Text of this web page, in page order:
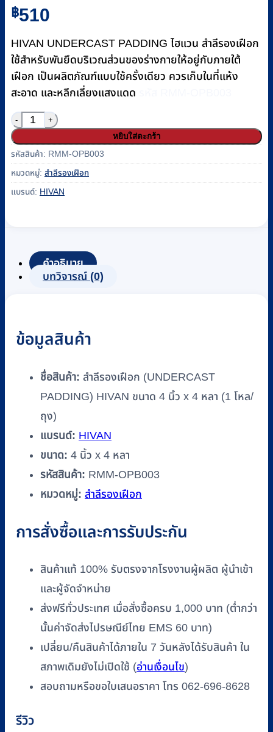
฿510
HIVAN UNDERCAST PADDING ไฮแวน สำลีรองเฝือก
ใช้สำหรับพันยึดบริเวณส่วนของร่างกายให้อยู่กับภายใต้
เฝือก เป็นผลิตภัณฑ์แบบใช้ครั้งเดียว ควรเก็บในที่แห้ง
สะอาด และหลีกเลี่ยงแสงแดด
จำนวน สำลีรองเฝือก (UNDERCAST PADDING)
หยิบใส่ตะกร้า
รหัสสินค้า: RMM-OPB003
หมวดหมู่: สำลีรองเฝือก
แบรนด์: HIVAN
คำอธิบาย
บทวิจารณ์ (0)
ข้อมูลสินค้า
ชื่อสินค้า: สำลีรองเฝือก (UNDERCAST
PADDING) HIVAN ขนาด 4 นิ้ว x 4 หลา (1 โหล/
ถุง)
แบรนด์: HIVAN
ขนาด: 4 นิ้ว x 4 หลา
รหัสสินค้า: RMM-OPB003
หมวดหมู่: สำลีรองเฝือก
การสั่งซื้อและการรับประกัน
สินค้าแท้ 100% รับตรงจากโรงงานผู้ผลิต ผู้นำเข้า
และผู้จัดจำหน่าย
ส่งฟรีทั่วประเทศ เมื่อสั่งซื้อครบ 1,000 บาท (ต่ำกว่า
นั้นค่าจัดส่งไปรษณีย์ไทย EMS 60 บาท)
เปลี่ยน/คืนสินค้าได้ภายใน 7 วันหลังได้รับสินค้า ใน
สภาพเดิมยังไม่เปิดใช้ (อ่านเงื่อนไข)
สอบถามหรือขอใบเสนอราคา โทร 062-696-8628
รีวิว